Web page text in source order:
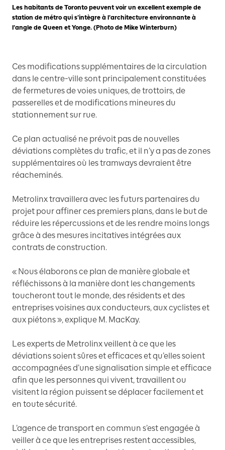
Les habitants de Toronto peuvent voir un excellent exemple de
station de métro qui s’intègre à l’architecture environnante à
l’angle de Queen et Yonge. (Photo de Mike Winterburn)
Ces modifications supplémentaires de la circulation
dans le centre-ville sont principalement constituées
de fermetures de voies uniques, de trottoirs, de
passerelles et de modifications mineures du
stationnement sur rue.
Ce plan actualisé ne prévoit pas de nouvelles
déviations complètes du trafic, et il n’y a pas de zones
supplémentaires où les tramways devraient être
réacheminés.
Metrolinx travaillera avec les futurs partenaires du
projet pour affiner ces premiers plans, dans le but de
réduire les répercussions et de les rendre moins longs
grâce à des mesures incitatives intégrées aux
contrats de construction.
« Nous élaborons ce plan de manière globale et
réfléchissons à la manière dont les changements
toucheront tout le monde, des résidents et des
entreprises voisines aux conducteurs, aux cyclistes et
aux piétons », explique M. MacKay.
Les experts de Metrolinx veillent à ce que les
déviations soient sûres et efficaces et qu’elles soient
accompagnées d’une signalisation simple et efficace
afin que les personnes qui vivent, travaillent ou
visitent la région puissent se déplacer facilement et
en toute sécurité.
L’agence de transport en commun s’est engagée à
veiller à ce que les entreprises restent accessibles,